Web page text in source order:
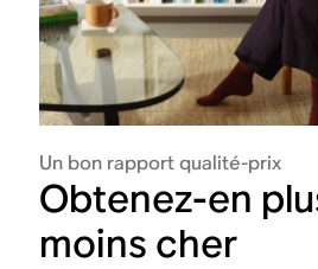
Un bon rapport qualité-prix
Obtenez-en
moins cher